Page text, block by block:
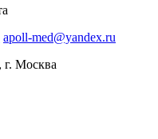
apoll-med@yandex.ru
г. Москва